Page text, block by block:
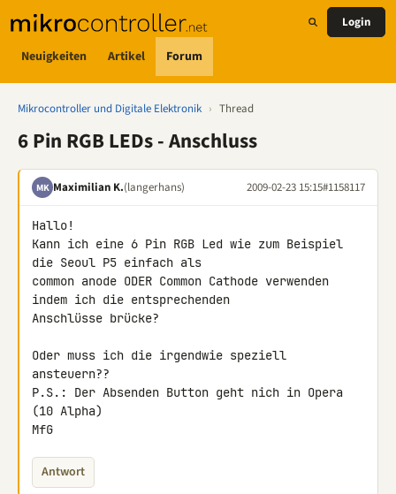
Neuigkeiten Artikel Forum
Login
Mikrocontroller und Digitale Elektronik › Thread
6 Pin RGB LEDs - Anschluss
MK Maximilian K.(langerhans) 2009-02-23 15:15#1158117
Hallo!
Kann ich eine 6 Pin RGB Led wie zum Beispiel
die Seoul P5 einfach als
common anode ODER Common Cathode verwenden
indem ich die entsprechenden
Anschlüsse brücke?
Oder muss ich die irgendwie speziell
ansteuern??
P.S.: Der Absenden Button geht nich in Opera
(10 Alpha)
MfG
Antwort